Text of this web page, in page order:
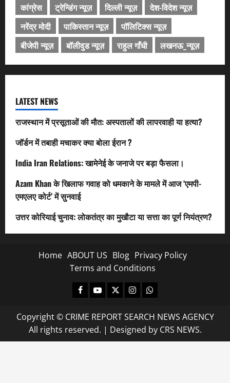
कांग्रेस
ट्रेन्डिंग न्यूज़ दिल्ली न्यूज़
देश-विदेश न्यूज़
नरेंद्र मोदी
पाकिस्तान न्यूज़
पॉलिटिक्स न्यूज़
बीजेपी न्यूज़
बॉलीवुड न्यूज़ राहुल गाँधी लखनऊ_न्यूज़
LATEST NEWS
राजस्थान में प्रसूताओं की मौत: अस्पतालों की लापरवाही या हत्या?
जॉर्डन में तबाही मचाकर क्या बोला ईरान ?
India Iran Relations: खामेनेई के जनाजे पर बड़ा फैसला।
Azam Khan के खिलाफ गवाह को धमकाने के मामले में आज ‘एमपी-
एमएलए कोर्ट’ में सुनवाई
उत्तर कोरियाई चुनाव: लोकतंत्र का मुखौटा या सत्ता का पूर्ण नियंत्रण?
Home ABOUT US Blog Privacy Policy
Terms and Conditions
Facebook
Youtube
X InstagramWhatsapp
Copyright © CRIME REPORT SEARCH NEWS AGENCY
All rights reserved. | Designed by CRS NEWS.